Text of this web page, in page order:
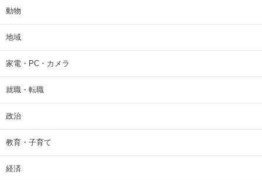
動物
地域
家電・PC・カメラ
就職・転職
政治
教育・子育て
経済